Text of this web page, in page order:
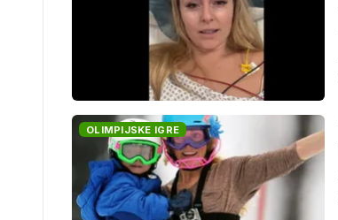
OLIMPIJSKE IGRE